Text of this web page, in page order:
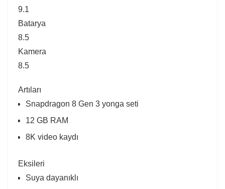
9.1
Batarya
8.5
Kamera
8.5
Artıları
Snapdragon 8 Gen 3 yonga seti
12 GB RAM
8K video kaydı
Eksileri
Suya dayanıklı